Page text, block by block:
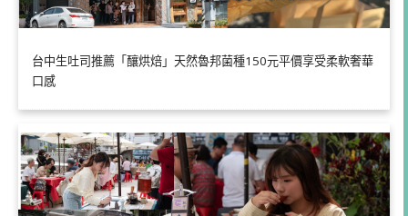
台中生吐司推薦「釀烘焙」天然魯邦菌種150元平價享受柔軟奢華
口感